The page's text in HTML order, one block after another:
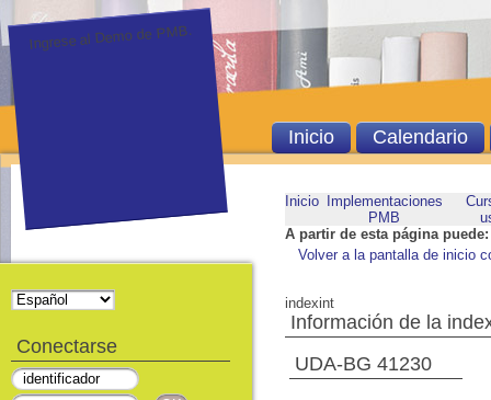
Inicio
Implementaciones
PMB
A partir de esta página puede:
Volver a la pantalla de inicio
indexint
Información de la
UDA-BG 41230
Ingrese al Demo de PMB.
Inicio Calendario
Conectarse